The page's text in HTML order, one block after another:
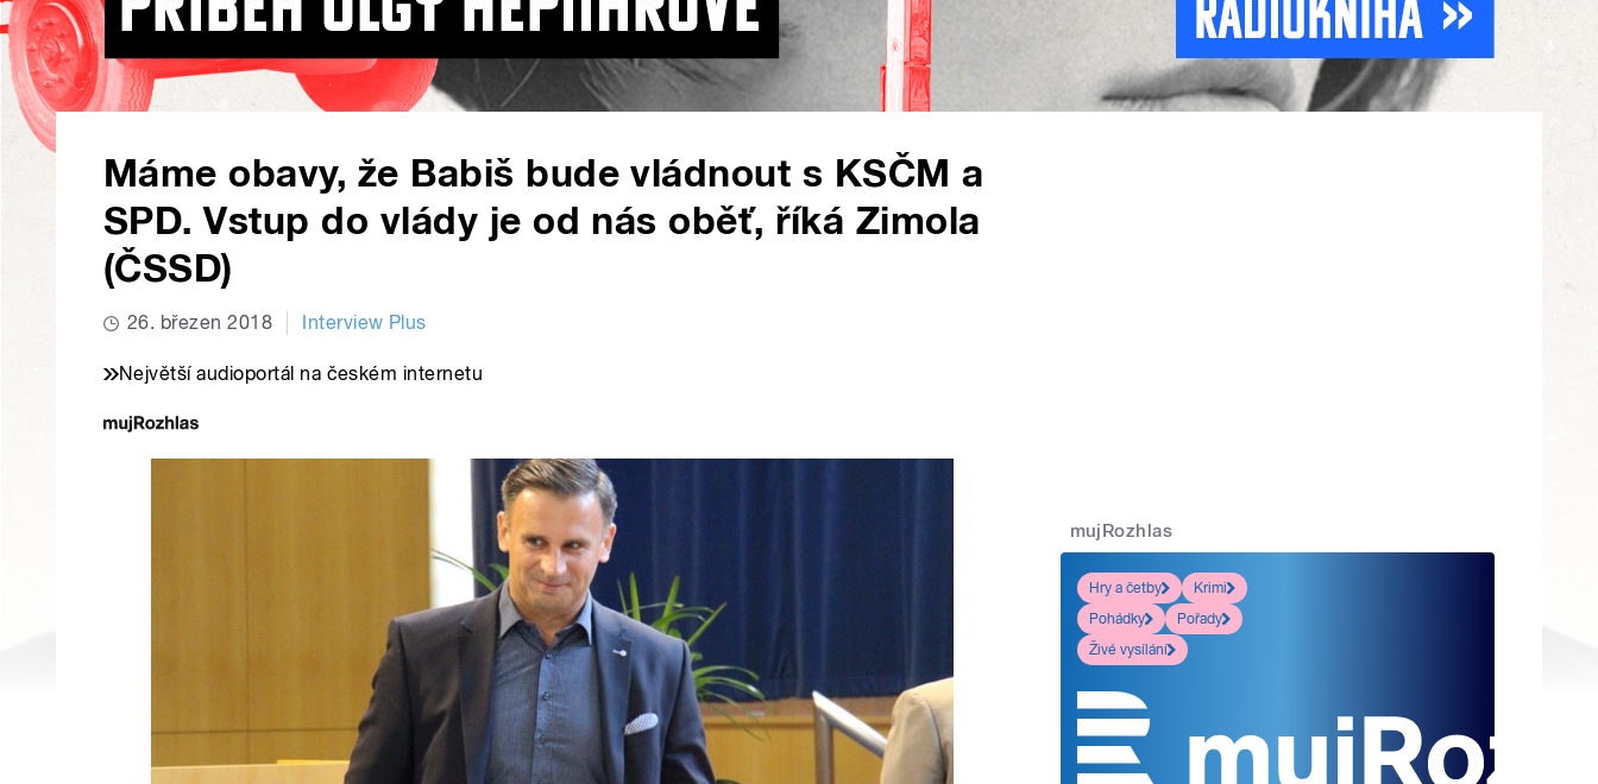
Máme obavy, že Babiš bude vládnout s KSČM a
SPD. Vstup do vlády je od nás oběť, říká Zimola
(ČSSD)
26. březen 2018 Interview Plus
Největší audioportál na českém internetu
mujRozhlas
Hry a četby
Krimi
Pohádky
Pořady
Živé vysílání